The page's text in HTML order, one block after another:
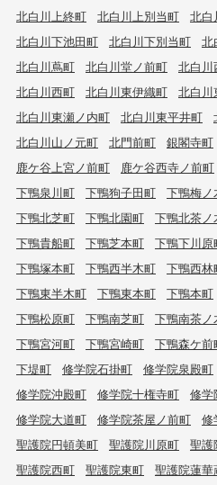
北白川上終町
北白川上別当町 北白
北白川下池田町
北白川下別当町 北
北白川蔦町
北白川堂ノ前町 北白川
北白川西町
北白川東伊織町 北白川
北白川東瀬ノ内町
北白川東平井町
北白川山ノ元町
北門前町 銀閣寺町
鹿ケ谷上宮ノ前町
鹿ケ谷西寺ノ前町
下鴨泉川町
下鴨狗子田町 下鴨梅ノ
下鴨北芝町
下鴨北園町 下鴨北茶ノ
下鴨貴船町
下鴨芝本町 下鴨下川原
下鴨塚本町
下鴨西半木町 下鴨西林
下鴨東半木町
下鴨東本町 下鴨本町
下鴨松原町
下鴨南芝町 下鴨南茶ノ
下鴨宮河町
下鴨宮崎町 下鴨森ケ前
下堤町
修学院石掛町 修学院泉殿町
修学院沖殿町
修学院十権寺町 修学
修学院大道町
修学院茶屋ノ前町 修
聖護院円頓美町
聖護院川原町 聖護
聖護院西町
聖護院東町 聖護院蓮華